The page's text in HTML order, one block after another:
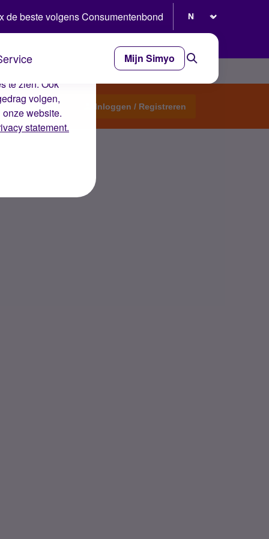
te zien. Ook
volgen,
website.
statement.
de beste volgens Consumentenbond
Mijn Simyo
een topic Inloggen / Registreren